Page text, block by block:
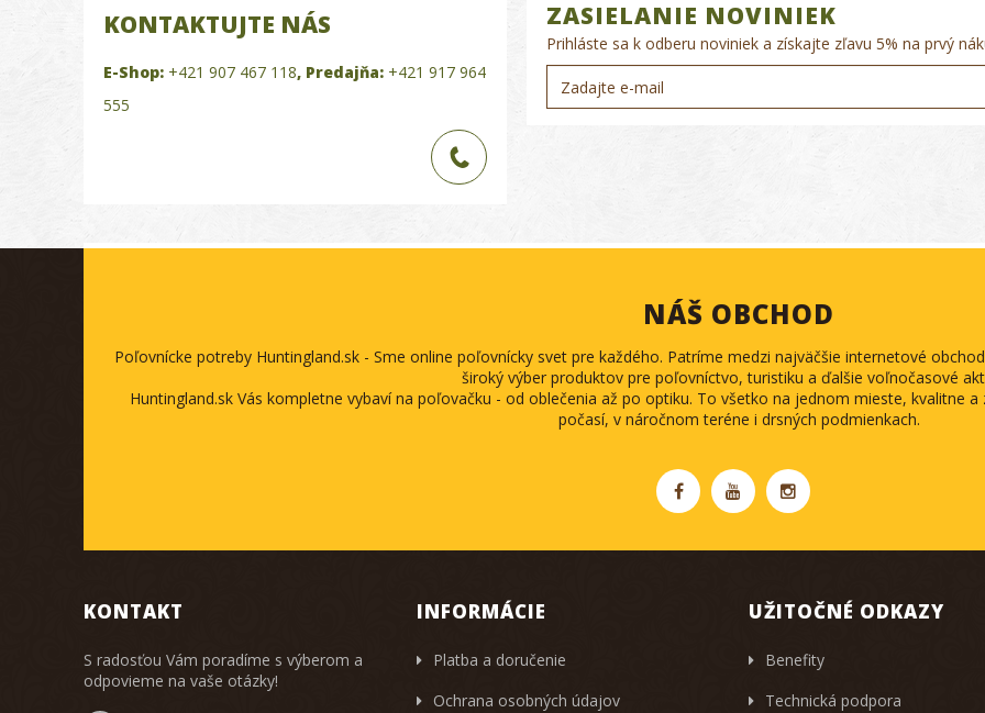
KONTAKTUJTE NÁS
E-Shop: +421 907 467 118, Predajňa: +421 917 964
555
ZASIELANIE NOVINIEK
Prihláste sa k odberu noviniek a získajte zľavu 5% na prvý
NÁŠ OBCHOD
Poľovnícke potreby Huntingland.sk - Sme online poľovnícky svet pre každého. Patríme medzi najväčšie internetové
široký výber produktov pre poľovníctvo, turistiku a ďalšie voľnočasové
Huntingland.sk Vás kompletne vybaví na poľovačku - od oblečenia až po optiku. To všetko na jednom mieste, kvalitne
počasí, v náročnom teréne i drsných podmienkach.
KONTAKT
S radosťou Vám poradíme s výberom a
odpovieme na vaše otázky!
INFORMÁCIE
Platba a doručenie
Ochrana osobných údajov
UŽITOČNÉ ODKAZY
Benefity
Technická podpora